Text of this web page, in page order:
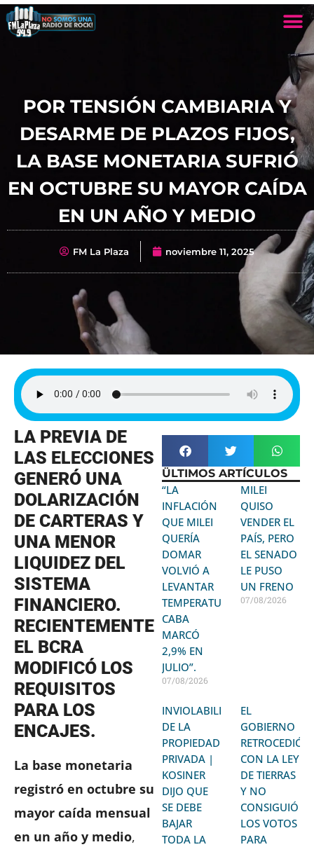
POR TENSIÓN CAMBIARIA Y
DESARME DE PLAZOS FIJOS,
LA BASE MONETARIA SUFRIÓ
EN OCTUBRE SU MAYOR CAÍDA
EN UN AÑO Y MEDIO
FM La Plaza noviembre 11, 2025
LA PREVIA DE
LAS ELECCIONES
GENERÓ UNA
DOLARIZACIÓN
DE CARTERAS Y
UNA MENOR
LIQUIDEZ DEL
SISTEMA
FINANCIERO.
RECIENTEMENTE
EL BCRA
MODIFICÓ LOS
REQUISITOS
PARA LOS
ENCAJES.
La base monetaria
registró en octubre su
mayor caída mensual
en un año y medio,
ÜLTIMOS ARTÍCULOS
“LA
INFLACIÓN
QUE MILEI
QUERÍA
DOMAR
VOLVIÓ A
LEVANTAR
TEMPERATURA:
CABA
MARCÓ
2,9% EN
JULIO”.
07/08/2026
MILEI
QUISO
VENDER EL
PAÍS, PERO
EL SENADO
LE PUSO
UN FRENO
07/08/2026
INVIOLABILIDAD
DE LA
PROPIEDAD
PRIVADA |
KOSINER
DIJO QUE
SE DEBE
BAJAR
TODA LA
EL
GOBIERNO
RETROCEDIÓ
CON LA LEY
DE TIERRAS
Y NO
CONSIGUIÓ
LOS VOTOS
PARA